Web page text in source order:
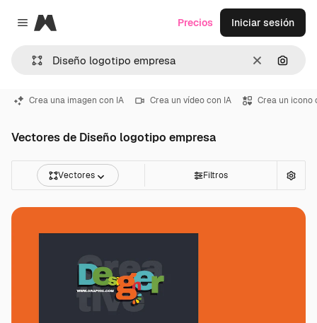
Close menu
Magnific
Borrar
Precios Iniciar sesión
Crea una imagen con IA Crea un vídeo con IA Crea un icono
Vectores de Diseño logotipo empresa
Vectores Filtros